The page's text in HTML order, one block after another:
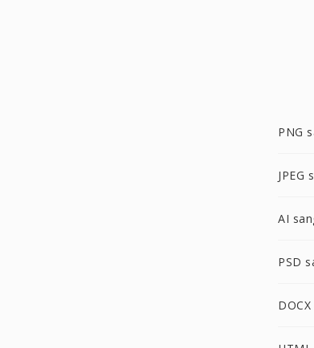
PNG
JPEG
AI
PSD